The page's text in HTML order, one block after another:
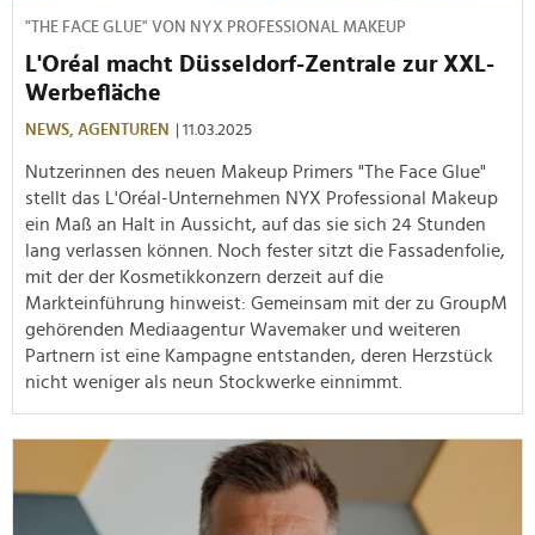
"THE FACE GLUE" VON NYX PROFESSIONAL MAKEUP
L'Oréal macht Düsseldorf-Zentrale zur XXL-
Werbefläche
NEWS, AGENTUREN | 11.03.2025
Nutzerinnen des neuen Makeup Primers "The Face Glue"
stellt das L'Oréal-Unternehmen NYX Professional Makeup
ein Maß an Halt in Aussicht, auf das sie sich 24 Stunden
lang verlassen können. Noch fester sitzt die Fassadenfolie,
mit der der Kosmetikkonzern derzeit auf die
Markteinführung hinweist: Gemeinsam mit der zu GroupM
gehörenden Mediaagentur Wavemaker und weiteren
Partnern ist eine Kampagne entstanden, deren Herzstück
nicht weniger als neun Stockwerke einnimmt.